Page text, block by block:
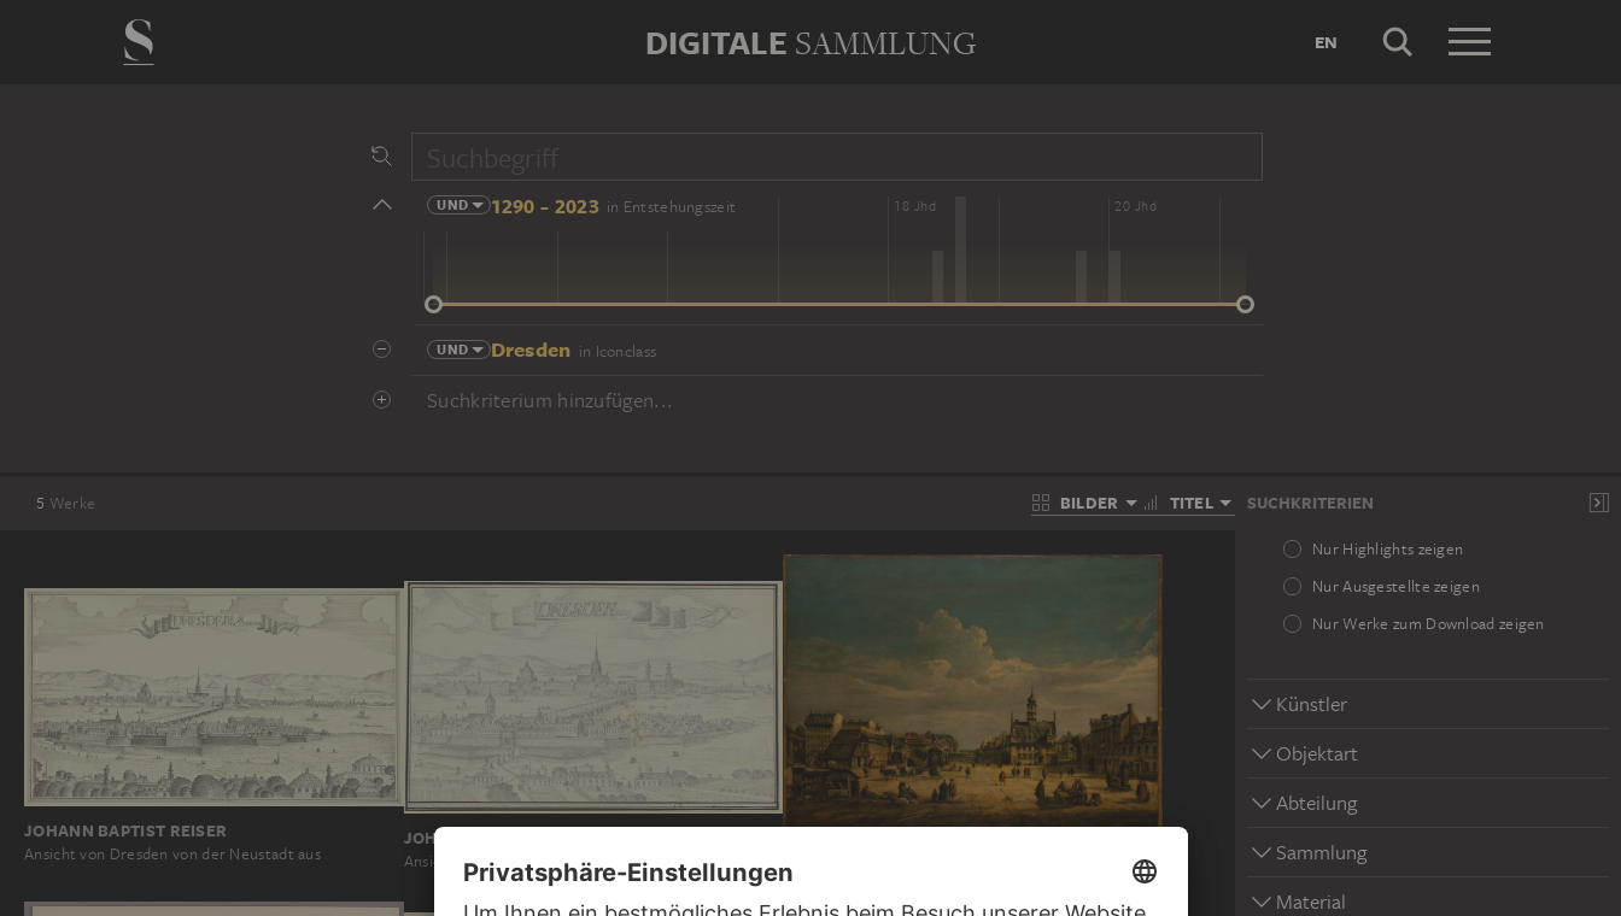
DIGITALE SAMMLUNG EN
UND 1290 - 2023 in Entstehungszeit
14 Jhd 16 Jhd 18 Jhd 20 Jhd
UND Dresden in Iconclass
Suchkriterium hinzufügen...
5 Werke BILDER TITEL SUCHKRITERIEN
Nur Highlights zeigen
Nur Ausgestellte zeigen
Nur Werke zum Download zeigen
Künstler
Objektart
Abteilung
Sammlung
Material
JOHANN BAPTIST REISER
Ansicht von Dresden von der Neustadt aus
JOHANN BAPTIST REISER
Ansicht von Dresden von Osten KOPIE NACH BERNARDO BELLOTTO